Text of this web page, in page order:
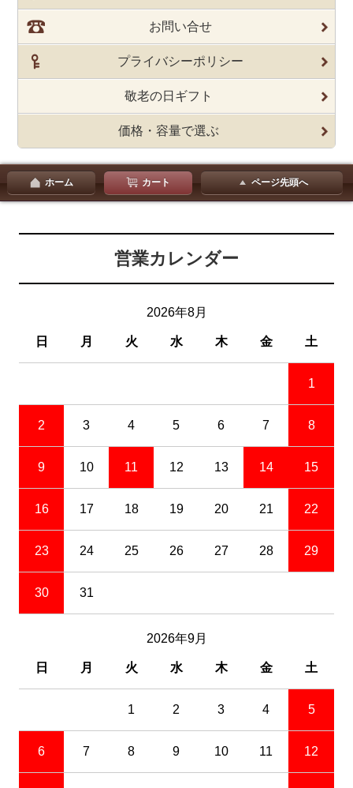
お問い合せ
プライバシーポリシー
敬老の日ギフト
価格・容量で選ぶ
ホーム カート ページ先頭へ
営業カレンダー
2026年8月
日 月 火 水 木 金 土
1
2 3 4 5 6 7 8
9 10 11 12 13 14 15
16 17 18 19 20 21 22
23 24 25 26 27 28 29
30 31
2026年9月
日 月 火 水 木 金 土
1 2 3 4 5
6 7 8 9 10 11 12